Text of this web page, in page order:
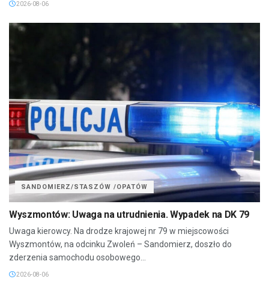
2026-08-06
SANDOMIERZ/STASZÓW /OPATÓW
Wyszmontów: Uwaga na utrudnienia. Wypadek na DK 79
Uwaga kierowcy. Na drodze krajowej nr 79 w miejscowości
Wyszmontów, na odcinku Zwoleń – Sandomierz, doszło do
zderzenia samochodu osobowego...
2026-08-06